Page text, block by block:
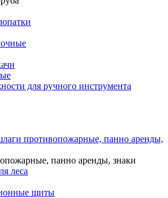
для ручного инструмента
противопожарные, панно аренды,
панно аренды, знаки
леса
щиты